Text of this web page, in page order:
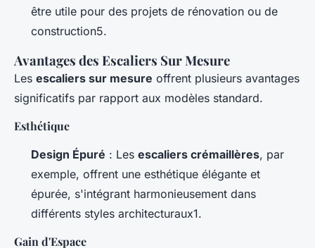
être utile pour des projets de rénovation ou de
construction5.
Avantages des Escaliers Sur Mesure
Les escaliers sur mesure offrent plusieurs avantages
significatifs par rapport aux modèles standard.
Esthétique
Design Épuré : Les escaliers crémaillères, par
exemple, offrent une esthétique élégante et
épurée, s'intégrant harmonieusement dans
différents styles architecturaux1.
Gain d'Espace